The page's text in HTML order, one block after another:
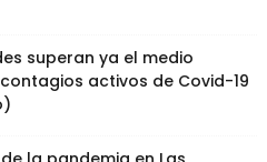
superan ya el medio
activos de Covid-19